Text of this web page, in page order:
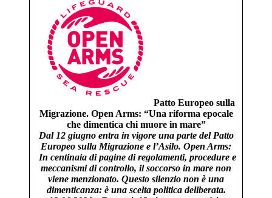
Patto Europeo sulla
Migrazione. Open Arms: “Una riforma epocale
che dimentica chi muore in mare”
Dal 12 giugno entra in vigore una parte del Patto
Europeo sulla Migrazione e l’Asilo. Open Arms:
In centinaia di pagine di regolamenti, procedure e
meccanismi di controllo, il soccorso in mare non
viene menzionato. Questo silenzio non è una
dimenticanza: è una scelta politica deliberata.